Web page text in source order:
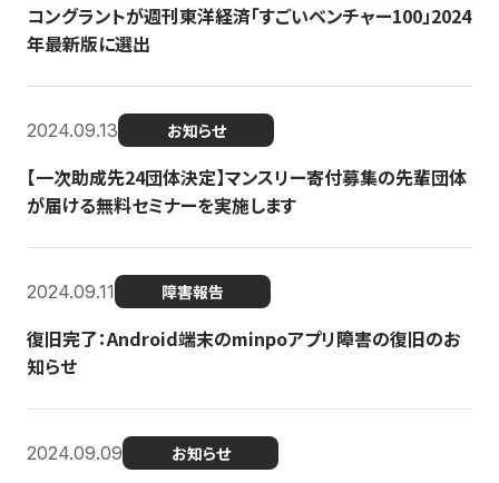
コングラントが週刊東洋経済「すごいベンチャー100」2024
年最新版に選出
2024.09.13 お知らせ
【一次助成先24団体決定】マンスリー寄付募集の先輩団体
が届ける無料セミナーを実施します
2024.09.11 障害報告
復旧完了：Android端末のminpoアプリ障害の復旧のお
知らせ
2024.09.09 お知らせ